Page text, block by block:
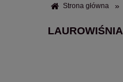
Strona główna »